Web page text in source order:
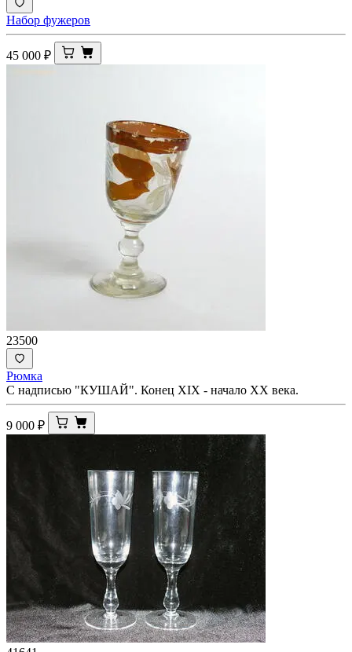
Набор фужеров
45 000 ₽
23500
Рюмка
С надписью "КУШАЙ". Конец XIX - начало ХХ века.
9 000 ₽